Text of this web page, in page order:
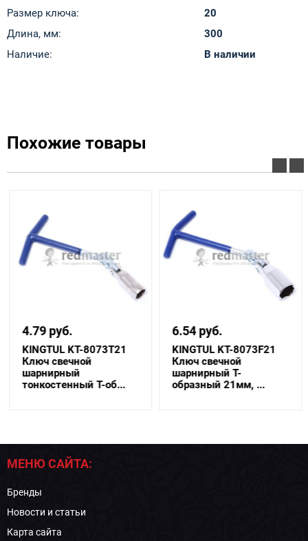
Размер ключа:
20
Длина, мм:
300
Наличие:
В наличии
Похожие товары
4.79 руб.
KINGTUL KT-8073Т21
Ключ свечной
шарнирный
тонкостенный T-об...
6.54 руб.
KINGTUL KT-8073F21
Ключ свечной
шарнирный T-
образный 21мм, ...
МЕНЮ САЙТА:
Бренды
Новости и статьи
Карта сайта